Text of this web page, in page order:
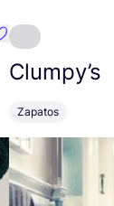
{nombre}
Clumpy’s
Zapatos